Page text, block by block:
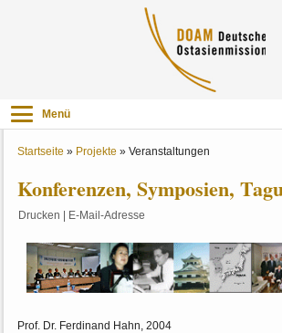
Menü
Startseite » Projekte »Veranstaltungen
Konferenzen, Symposien,
Drucken E-Mail-Adresse
Prof. Dr. Ferdinand Hahn, 2004